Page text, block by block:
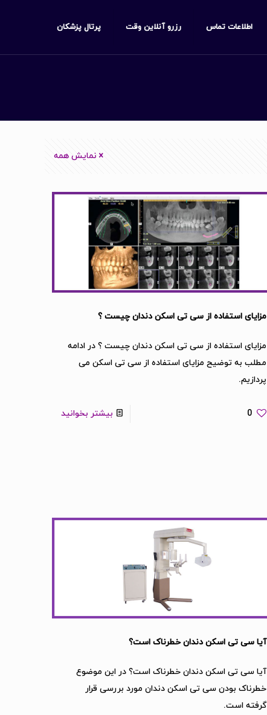
اطلاعات تماس رزرو آنلاین وقت پرتال پزشکان
نمایش همه
مزایای استفاده از سی تی اسکن دندان چیست ؟
مزایای استفاده از سی تی اسکن دندان چیست ؟ در ادامه
مطلب به توضیح مزایای استفاده از سی تی اسکن می
پردازیم.
0 بیشتر بخوانید
آیا سی تی اسکن دندان خطرناک است؟
آیا سی تی اسکن دندان خطرناک است؟ در این موضوع
خطرناک بودن سی تی اسکن دندان مورد بررسی قرار
گرفته است.